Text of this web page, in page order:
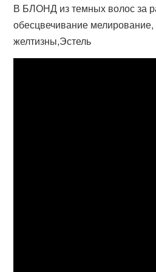
В БЛОНД из темных волос за
обесцвечивание мелирование,
желтизны,Эстель